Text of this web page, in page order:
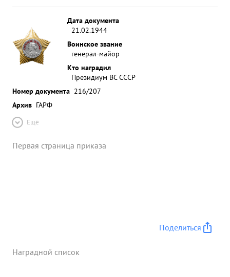
Дата документа
21.02.1944
Воинское звание
генерал-майор
Кто наградил
Президиум ВС СССР
Номер документа 216/207
Архив ГАРФ
Ещё
Первая страница приказа
Поделиться
Наградной список